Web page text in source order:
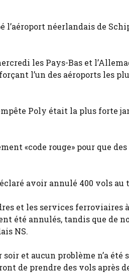
l’aéroport néerlandais de
les Pays-Bas et
l’un des aéroports les
Poly était la plus forte
«code rouge» pour que
avoir annulé 400 vols au
et les services
été annulés, tandis que de
NS.
et aucun problème n’a été
de prendre des vols après